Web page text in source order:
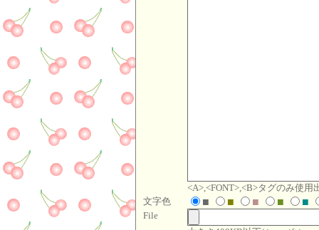
<A>,<FONT>,<B>タグのみ使用
文字色
■ ■ ■ ■ ■
File